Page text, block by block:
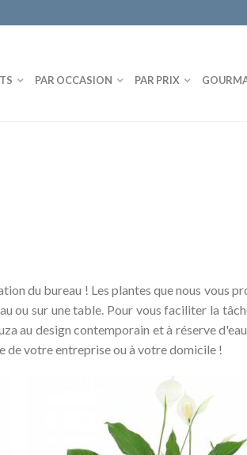
PAR OCCASION PAR PRIX
du bureau ! Les plantes que nous vous
ou sur une table. Pour vous faciliter la
au design contemporain et à réserve
de votre entreprise ou à votre domicile !